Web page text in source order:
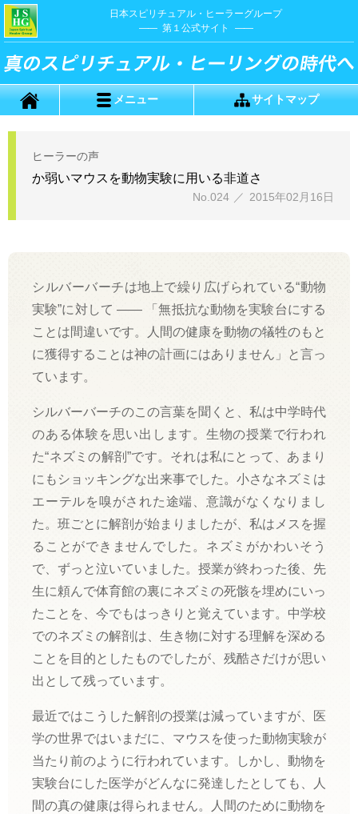
日本スピリチュアル・ヒーラーグループ
第１公式サイト
メニュー サイトマップ
ヒーラーの声
か弱いマウスを動物実験に用いる非道さ
No.024 ／ 2015年02月16日
シルバーバーチは地上で繰り広げられている“動物
実験”に対して ――
「無抵抗な動物を実験台にする
ことは間違いです。人間の健康を動物の犠牲のもと
に獲得することは神の計画にはありません」と言っ
ています。
シルバーバーチのこの言葉を聞くと、私は中学時代
のある体験を思い出します。生物の授業で行われ
た“ネズミの解剖”です。それは私にとって、あまり
にもショッキングな出来事でした。小さなネズミは
エーテルを嗅がされた途端、意識がなくなりまし
た。班ごとに解剖が始まりましたが、私はメスを握
ることができませんでした。ネズミがかわいそう
で、ずっと泣いていました。授業が終わった後、先
生に頼んで体育館の裏にネズミの死骸を埋めにいっ
たことを、今でもはっきりと覚えています。中学校
でのネズミの解剖は、生き物に対する理解を深める
ことを目的としたものでしたが、残酷さだけが思い
出として残っています。
最近ではこうした解剖の授業は減っていますが、医
学の世界ではいまだに、マウスを使った動物実験が
当たり前のように行われています。しかし、動物を
実験台にした医学がどんなに発達したとしても、人
間の真の健康は得られません。人間のために動物を